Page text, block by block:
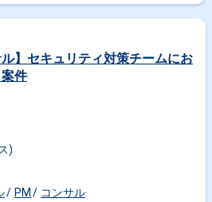
ル】セキュリティ対策チームにお
件
)
PM コンサル